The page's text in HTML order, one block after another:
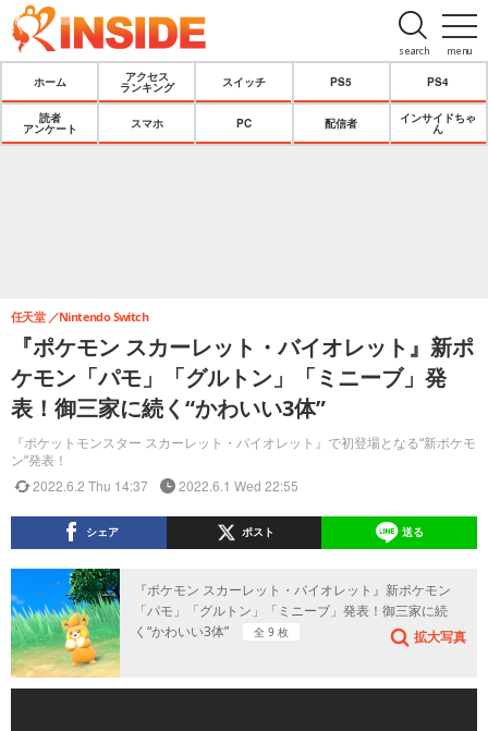
menu
search
ホーム
アクセス
ランキング
スイッチ PS5 PS4
読者
アンケート
スマホ PC 配信者
インサイドちゃ
ん
『ポケモン スカーレット・バイオレット』新ポ
ケモン「パモ」「グルトン」「ミニーブ」発
表！御三家に続く“かわいい3体”
『ポケットモンスター スカーレット・バイオレット』で初登場となる“新ポケモ
ン”発表！
任天堂 Nintendo Switch
2022.6.2 Thu 14:37 2022.6.1 Wed 22:55
シェア ポスト 送る
『ポケモン スカーレット・バイオレット』新ポケモン
「パモ」「グルトン」「ミニーブ」発表！御三家に続
く“かわいい3体”
全 9 枚 拡大写真